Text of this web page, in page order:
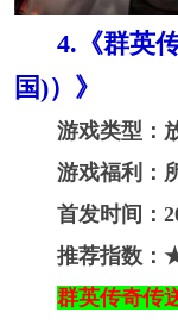
4.《群英
国)）》
游戏类型：
游戏福利：
首发时间：
推荐指数
群英传奇传